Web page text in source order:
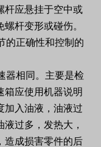
杆应悬挂于空中或
杆变形或碰伤。
的正确性和控制的
器相同。主要是检
箱应使用机器说明
加入油液，油液过
过多，发热大，
造成损害零件的后